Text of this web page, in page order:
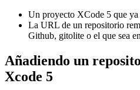
Un proyecto XCode 5 que ya
La URL de un repositorio
Github, gitolite o el que sea
Añadiendo un
Xcode 5